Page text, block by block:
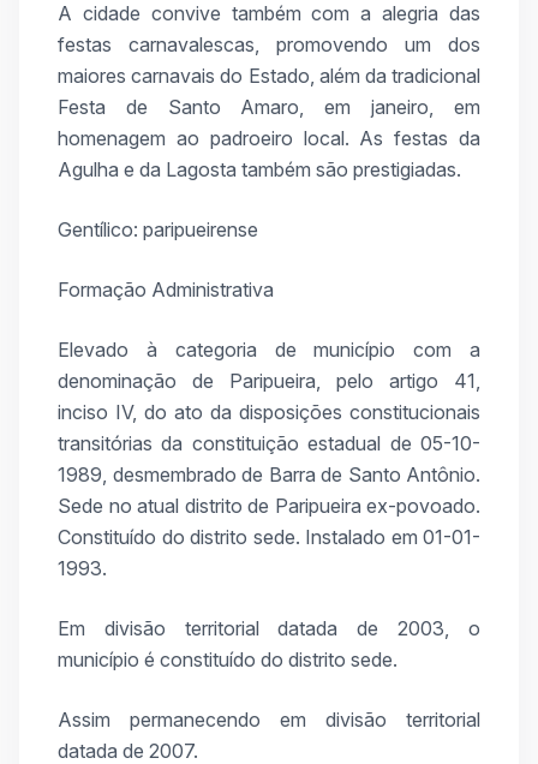
A cidade convive também com a alegria das
festas carnavalescas, promovendo um dos
maiores carnavais do Estado, além da tradicional
Festa de Santo Amaro, em janeiro, em
homenagem ao padroeiro local. As festas da
Agulha e da Lagosta também são prestigiadas.
Gentílico: paripueirense
Formação Administrativa
Elevado à categoria de município com a
denominação de Paripueira, pelo artigo 41,
inciso IV, do ato da disposições constitucionais
transitórias da constituição estadual de 05-10-
1989, desmembrado de Barra de Santo Antônio.
Sede no atual distrito de Paripueira ex-povoado.
Constituído do distrito sede. Instalado em 01-01-
1993.
Em divisão territorial datada de 2003, o
município é constituído do distrito sede.
Assim permanecendo em divisão territorial
datada de 2007.